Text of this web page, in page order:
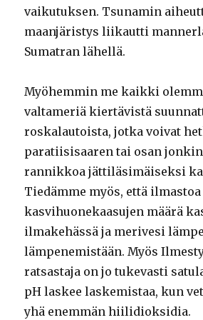
vaikutuksen. Tsunamin
maanjäristys liikautti
Sumatran lähellä.
Myöhemmin me kaikki
valtameriä kiertävistä
roskalautoista, jotka voivat
paratiisisaaren tai osan
rannikkoa jättiläsimäiseksi
Tiedämme myös, että
kasvihuonekaasujen määrä
ilmakehässä ja merivesi
lämpenemistään. Myös
ratsastaja on jo tukevasti
pH laskee laskemistaa, kun
yhä enemmän hiilidioksidia.